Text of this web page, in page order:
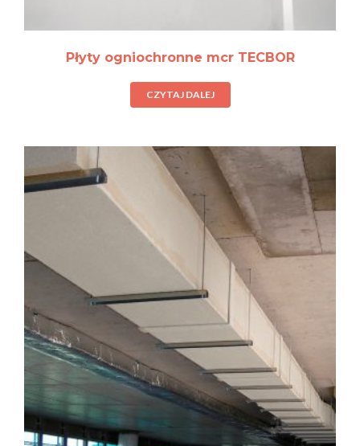
Płyty ogniochronne mcr TECBOR
CZYTAJ DALEJ